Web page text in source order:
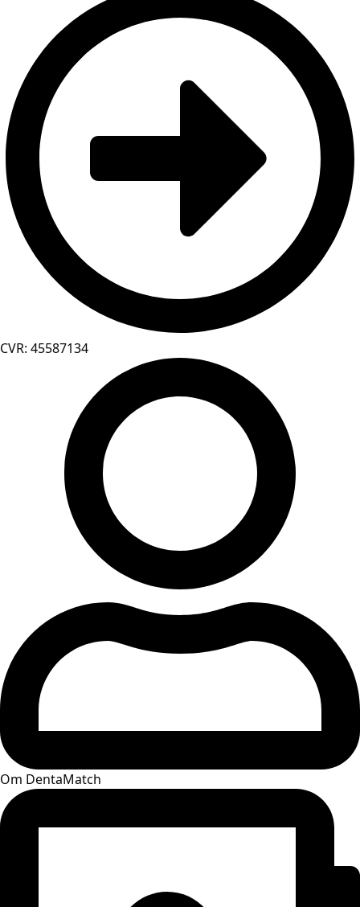
CVR: 45587134
Om DentaMatch